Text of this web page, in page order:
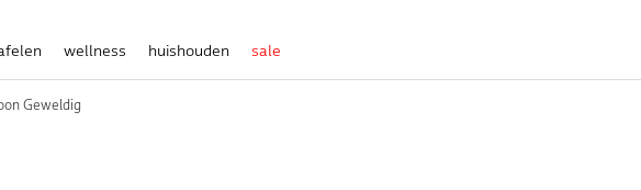
wellness huishouden sale
Geweldig